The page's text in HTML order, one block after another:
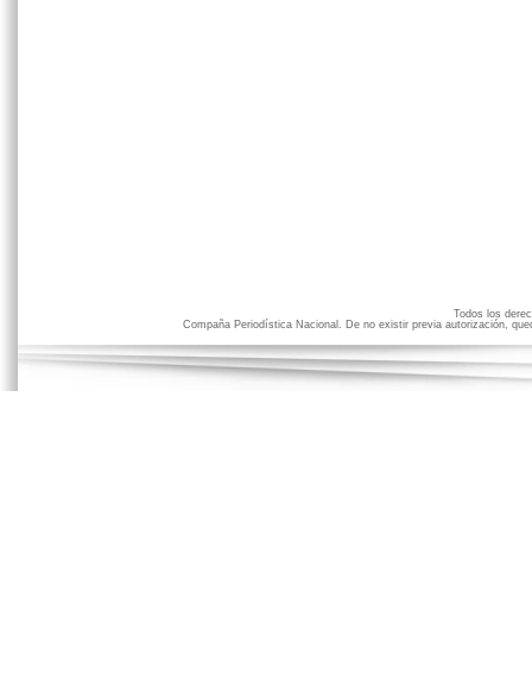
Todos los
Compaña Periodística Nacional. De no existir previa autorización,